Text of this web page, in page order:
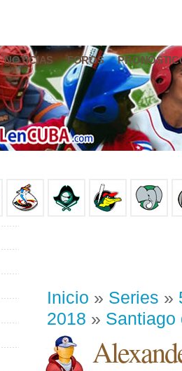
NOTICIAS FOROS
Inicio » Series »
2018 » Santiago